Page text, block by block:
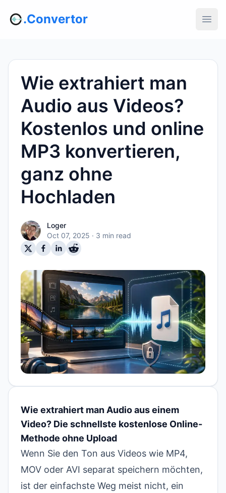
.Convertor
Wie extrahiert man
Audio aus Videos?
Kostenlos und online
MP3 konvertieren,
ganz ohne
Hochladen
Loger
Oct 07, 2025 · 3 min read
Wie extrahiert man Audio aus einem
Video? Die schnellste kostenlose Online-
Methode ohne Upload
Wenn Sie den Ton aus Videos wie MP4,
MOV oder AVI separat speichern möchten,
ist der einfachste Weg meist nicht, ein